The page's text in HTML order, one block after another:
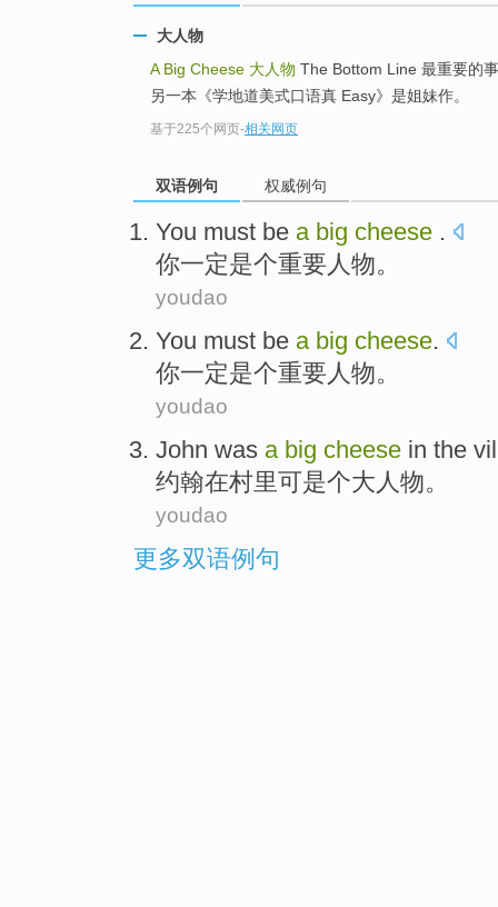
大人物
A Big Cheese 大人物 The Bottom Line 最重要的
另一本《学地道美式口语真 Easy》是姐妹作。
基于225个网页-相关网页
双语例句 权威例句
You must be a big cheese .
你一定是个重要人物。
youdao
You must be a big cheese.
你一定是个重要人物。
youdao
John was a big cheese in the
约翰在村里可是个大人物。
youdao
更多双语例句